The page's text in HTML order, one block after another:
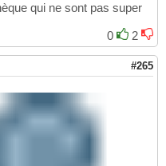
qui ne sont pas super
0
2
#265